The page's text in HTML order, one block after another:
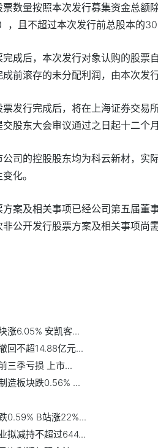
数量按照本次发行募集资金总额
且不超过本次发行前总股本的
成后，本次发行对象认购的股票
前滚存的未分配利润，由本次发
发行完成后，将在上海证券交易
股东大会审议通过之日起十二个月
司的控股股东均为科云新材，实
化。
案及相关事项已经公司第五届董
公开发行股票方案及相关事项尚
涨6.05% 安凯客...
回不超14.88亿元...
三季亏损 上市...
造板块跌0.56% ...
0.59% B站涨22%...
拟减持不超过644...